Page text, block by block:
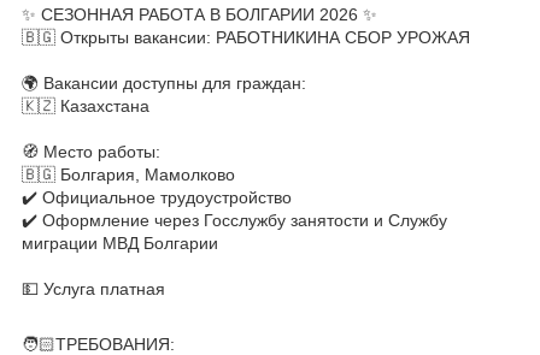
✨ СЕЗОННАЯ РАБОТА В БОЛГАРИИ 2026 ✨
🇧🇬 Открыты вакансии: РАБОТНИКИНА СБОР УРОЖАЯ
🌍 Вакансии доступны для граждан:
🇰🇿 Казахстана
🧭 Место работы:
🇧🇬 Болгария, Мамолково
✔️ Официальное трудоустройство
✔️ Оформление через Госслужбу занятости и Службу
миграции МВД Болгарии
💵 Услуга платная
🧑🏻ТРЕБОВАНИЯ: